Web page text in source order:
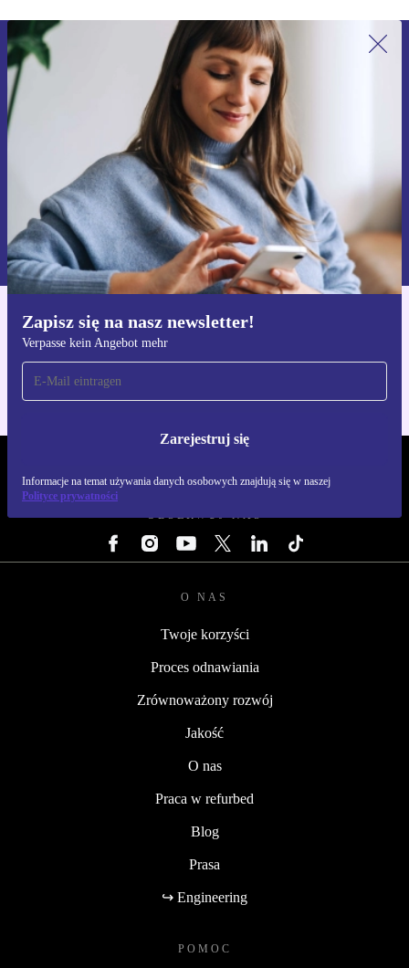
Zapisz się na nasz newsletter!
Verpasse kein Angebot mehr
Zarejestruj się
Informacje na temat używania danych osobowych znajdują się w naszej
Polityce prywatności
Zapisz się na nasz newsletter!
Nie przegap żadnej oferty.
Zarejestruj się
Informacje na temat używania danych osobowych znajdują się w
naszej
Polityce prywatności
Pobierz aplikację refurbed
Dla iOS i Android
OBSERWUJ NAS
O NAS
Twoje korzyści
Proces odnawiania
Zrównoważony rozwój
Jakość
O nas
Praca w refurbed
Blog
Prasa
↪ Engineering
POMOC